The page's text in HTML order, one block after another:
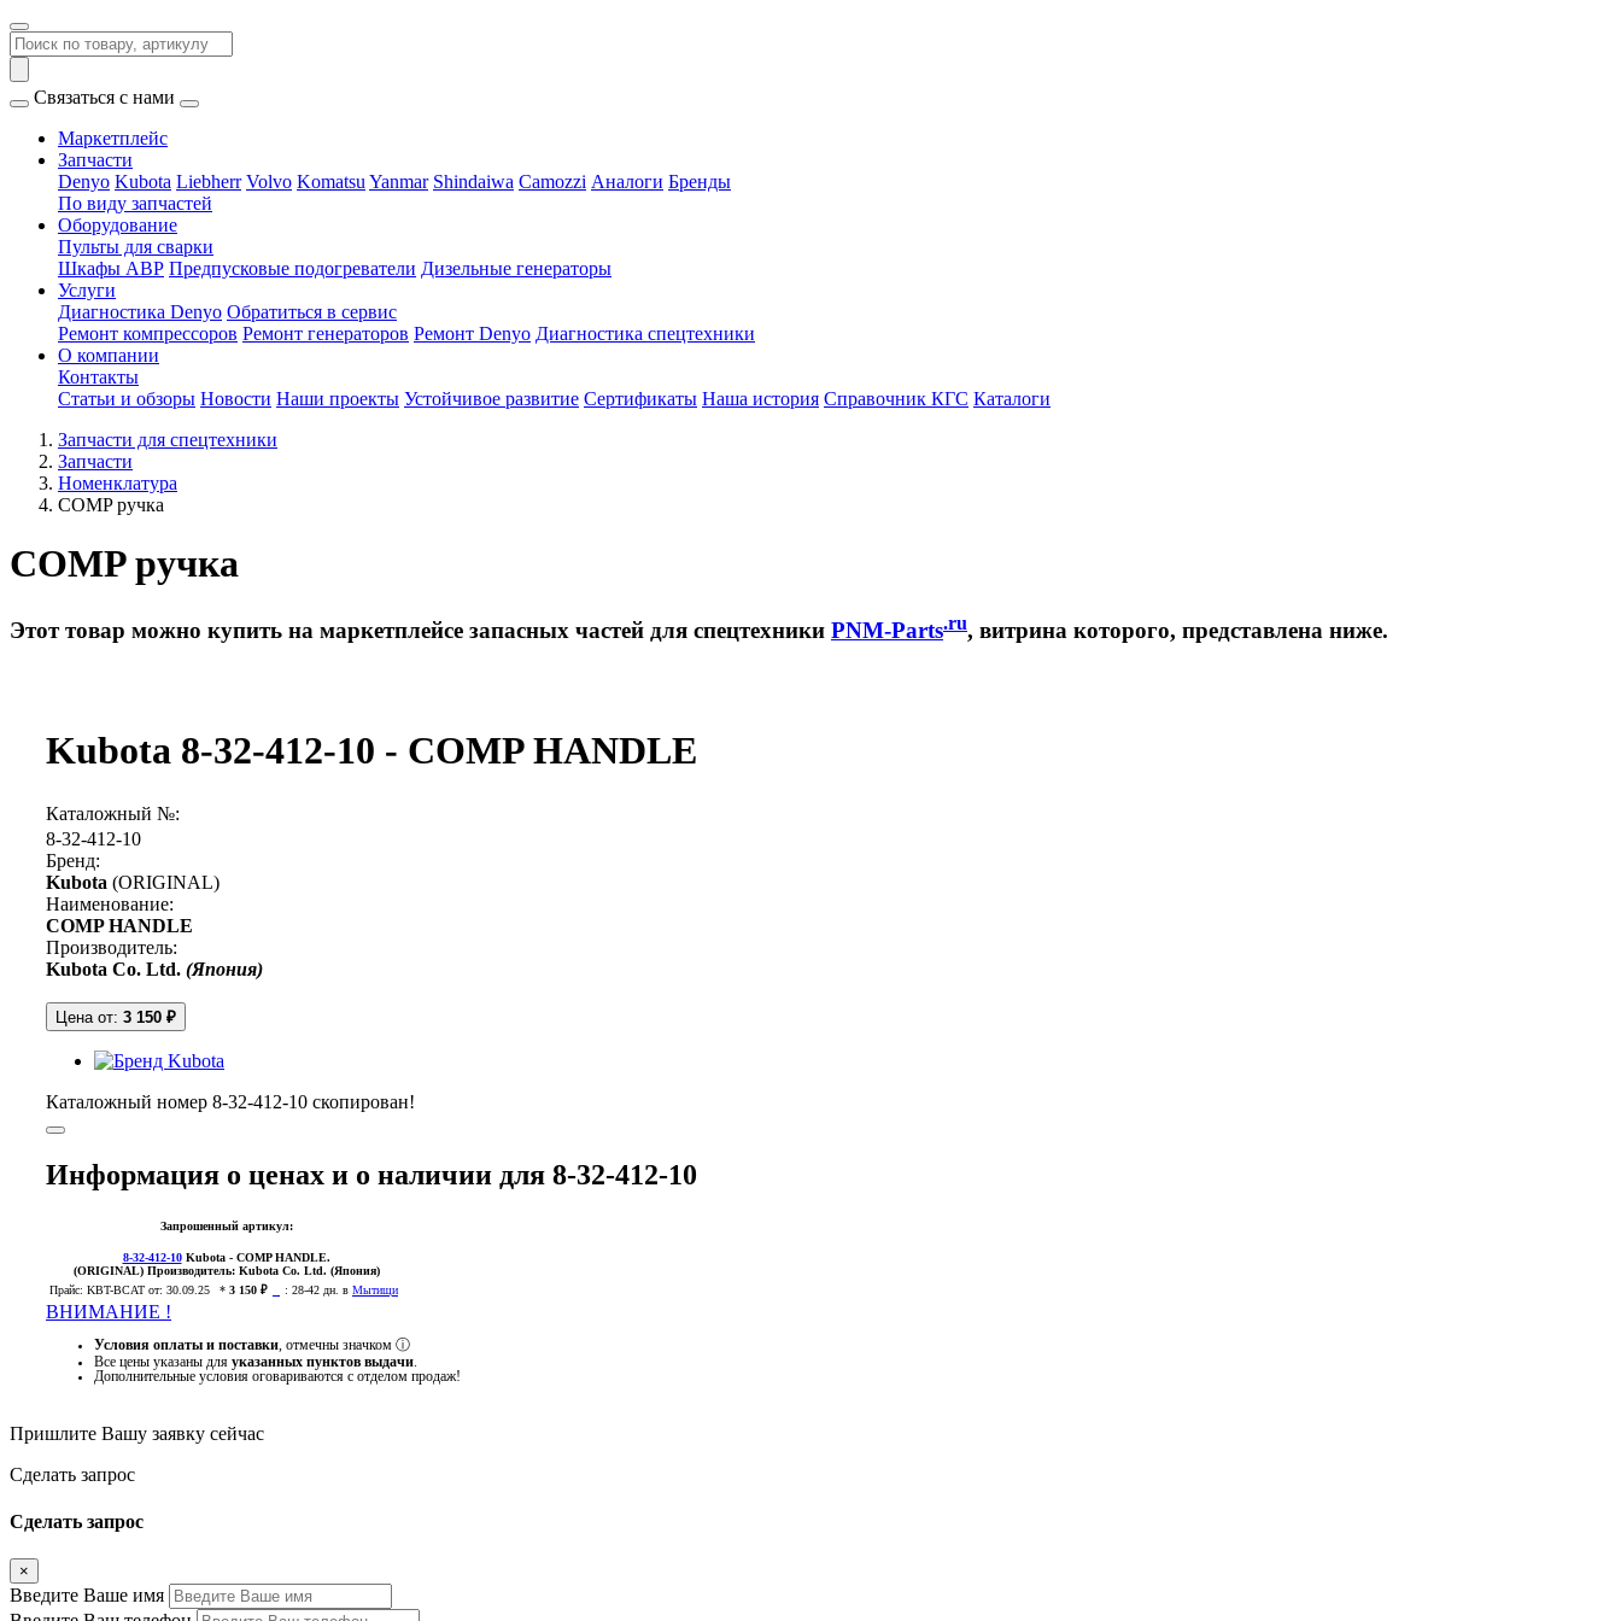
Связаться с нами
Маркетплейс
Запчасти
Denyo Kubota Liebherr Volvo Komatsu Yanmar Shindaiwa Camozzi Аналоги Бренды
По виду запчастей
Оборудование
Пульты для сварки
Шкафы АВР Предпусковые подогреватели Дизельные генераторы
Услуги
Диагностика Denyo Обратиться в сервис
Ремонт компрессоров Ремонт генераторов Ремонт Denyo Диагностика спецтехники
О компании
Контакты
Статьи и обзоры Новости Наши проекты Устойчивое развитие Сертификаты Наша история Справочник КГС Каталоги
Запчасти для спецтехники
Запчасти
Номенклатура
COMP ручка
COMP ручка
Этот товар можно купить на маркетплейсе запасных частей для спецтехники PNM-Parts.ru, витрина которого, представлена ниже.
Kubota 8-32-412-10 - COMP HANDLE
Каталожный №:
8-32-412-10
Бренд:
Kubota (ORIGINAL)
Наименование:
COMP HANDLE
Производитель:
Kubota Co. Ltd. (Япония)
Цена от: 3 150 ₽
Каталожный номер 8-32-412-10 скопирован!
Информация о ценах и о наличии для 8-32-412-10
Запрошенный артикул:
8-32-412-10 Kubota - COMP HANDLE.
(ORIGINAL)Производитель: Kubota Co. Ltd. (Япония)
Прайс: KBT-BCAT от: 30.09.25 * 3 150 ₽ : 28-42 дн. в Мытищи
ВНИМАНИЕ !
Условия оплаты и поставки , отмечны значком ⓘ
Все цены указаны для указанных пунктов выдачи
Дополнительные условия оговариваются с отделом продаж!
Пришлите Вашу заявку сейчас
Cделать запрос
Cделать запрос
×
Введите Ваше имя